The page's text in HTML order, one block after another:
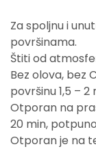
Za spoljnu i
površinama.
Štiti od
Bez olova, bez
površinu 1,5 – 2
Otporan na
20 min,
Otporan je na